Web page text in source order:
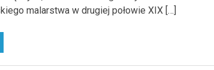
malarstwa w drugiej połowie XIX […]